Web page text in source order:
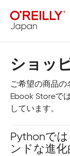
ショッ
ご希望の商品の
Ebook Storeで
しています。
Pythonで
ンドな進